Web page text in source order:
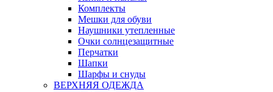
Комплекты
Мешки для обуви
Наушники утепленные
Очки солнцезащитные
Перчатки
Шапки
Шарфы и снуды
ВЕРХНЯЯ ОДЕЖДА